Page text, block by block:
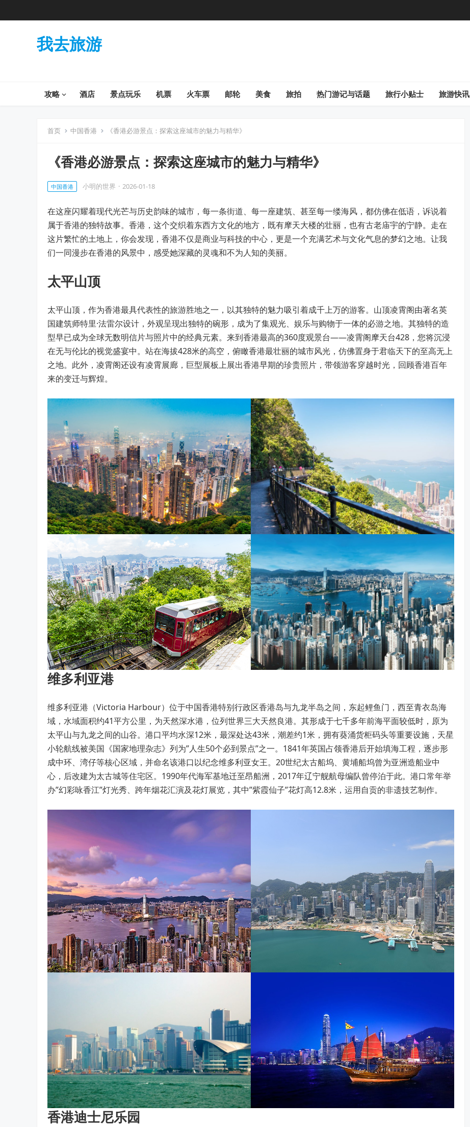
我去旅游
攻略 酒店 景点玩乐 机票 火车票 邮轮 美食 旅拍 热门游记与话题 旅行小贴士 旅游快讯
首页 中国香港 《香港必游景点：探索这座城市的魅力与精华》
《香港必游景点：探索这座城市的魅力与精华》
中国香港 小明的世界 · 2026-01-18
在这座闪耀着现代光芒与历史韵味的城市，每一条街道、每一座建筑、甚至每一缕海风，都仿佛在低语，诉说着
属于香港的独特故事。香港，这个交织着东西方文化的地方，既有摩天大楼的壮丽，也有古老庙宇的宁静。走在
这片繁忙的土地上，你会发现，香港不仅是商业与科技的中心，更是一个充满艺术与文化气息的梦幻之地。让我
们一同漫步在香港的风景中，感受她深藏的灵魂和不为人知的美丽。
太平山顶
太平山顶，作为香港最具代表性的旅游胜地之一，以其独特的魅力吸引着成千上万的游客。山顶凌霄阁由著名英
国建筑师特里·法雷尔设计，外观呈现出独特的碗形，成为了集观光、娱乐与购物于一体的必游之地。其独特的造
型早已成为全球无数明信片与照片中的经典元素。来到香港最高的360度观景台——凌霄阁摩天台428，您将沉浸
在无与伦比的视觉盛宴中。站在海拔428米的高空，俯瞰香港最壮丽的城市风光，仿佛置身于君临天下的至高无上
之地。此外，凌霄阁还设有凌霄展廊，巨型展板上展出香港早期的珍贵照片，带领游客穿越时光，回顾香港百年
来的变迁与辉煌。
维多利亚港
维多利亚港（Victoria Harbour）位于中国香港特别行政区香港岛与九龙半岛之间，东起鲤鱼门，西至青衣岛海
域，水域面积约41平方公里，为天然深水港，位列世界三大天然良港。其形成于七千多年前海平面较低时，原为
太平山与九龙之间的山谷。港口平均水深12米，最深处达43米，潮差约1米，拥有葵涌货柜码头等重要设施，天星
小轮航线被美国《国家地理杂志》列为”人生50个必到景点”之一。1841年英国占领香港后开始填海工程，逐步形
成中环、湾仔等核心区域，并命名该港口以纪念维多利亚女王。20世纪太古船坞、黄埔船坞曾为亚洲造船业中
心，后改建为太古城等住宅区。1990年代海军基地迁至昂船洲，2017年辽宁舰航母编队曾停泊于此。港口常年举
办”幻彩咏香江”灯光秀、跨年烟花汇演及花灯展览，其中”紫霞仙子”花灯高12.8米，运用自贡的非遗技艺制作。
香港迪士尼乐园